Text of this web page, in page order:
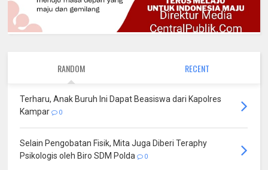
RANDOM RECENT
Terharu, Anak Buruh Ini Dapat Beasiswa dari Kapolres
Kampar
0
Selain Pengobatan Fisik, Mita Juga Diberi Teraphy
Psikologis oleh Biro SDM Polda
0